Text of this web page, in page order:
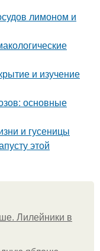
лимоном и
и изучение
основные
и гусеницы
этой
Лилейники в